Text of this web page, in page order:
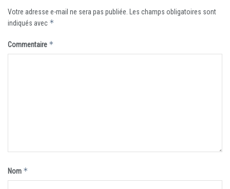
Votre adresse e-mail ne sera pas publiée.
Les champs obligatoires sont
indiqués avec *
Commentaire *
Nom *